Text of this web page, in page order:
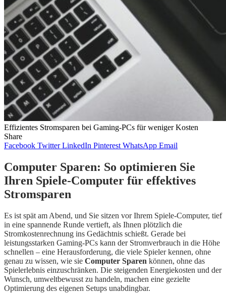
Effizientes Stromsparen bei Gaming-PCs für weniger Kosten
Share
Facebook Twitter LinkedIn Pinterest WhatsApp Email
Computer Sparen: So optimieren Sie
Ihren Spiele-Computer für effektives
Stromsparen
Es ist spät am Abend, und Sie sitzen vor Ihrem Spiele-Computer, tief
in eine spannende Runde vertieft, als Ihnen plötzlich die
Stromkostenrechnung ins Gedächtnis schießt. Gerade bei
leistungsstarken Gaming-PCs kann der Stromverbrauch in die Höhe
schnellen – eine Herausforderung, die viele Spieler kennen, ohne
genau zu wissen, wie sie Computer Sparen können, ohne das
Spielerlebnis einzuschränken. Die steigenden Energiekosten und der
Wunsch, umweltbewusst zu handeln, machen eine gezielte
Optimierung des eigenen Setups unabdingbar.